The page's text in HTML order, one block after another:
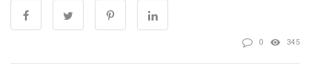
0 345